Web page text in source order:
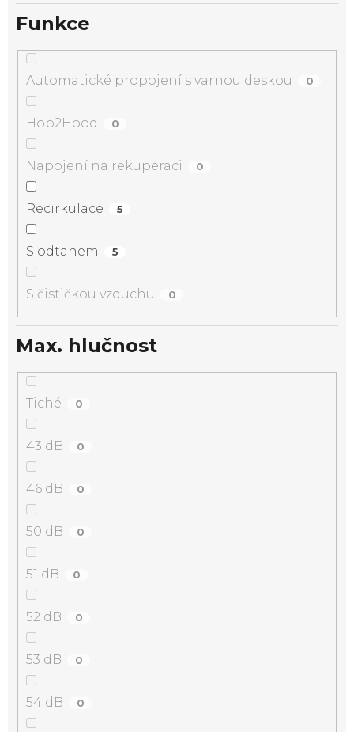
Funkce
Automatické propojení s varnou deskou 0
Hob2Hood 0
Napojení na rekuperaci 0
Recirkulace 5
S odtahem 5
S čističkou vzduchu 0
Max. hlučnost
Tiché 0
43 dB 0
46 dB 0
50 dB 0
51 dB 0
52 dB 0
53 dB 0
54 dB 0